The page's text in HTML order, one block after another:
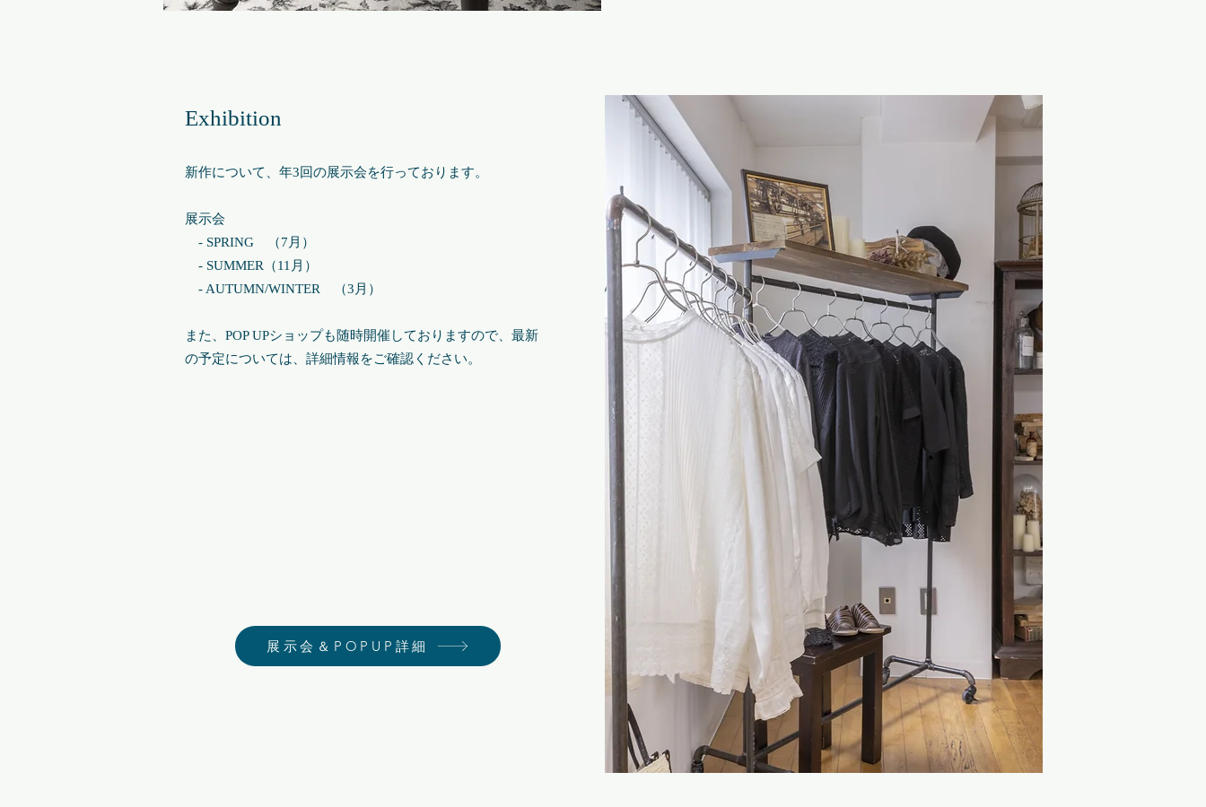
Exhibition
新作について、年3回の展示会を行っております。
展示会
- SPRING （7月）
- SUMMER（11月）
- AUTUMN/WINTER （3月）
​また、POP UPショップも随時開催しておりますので、最新
の予定については、詳細情報をご確認ください。
展示会＆POPUP詳細